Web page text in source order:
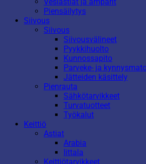
Piensäilytys
Siivous
Siivous
Siivousvälineet
Pyykkihuolto
Kunnossapito
Parveke- ja
Jätteiden käsittely
Pienrauta
Sähkötarvikkeet
Turvatuotteet
Työkalut
Keittiö
Astiat
Arabia
Iittala
Keittiötarvikkeet